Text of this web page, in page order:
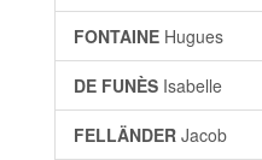
FONTAINE Hugues
DE FUNÈS Isabelle
FELLÄNDER Jacob